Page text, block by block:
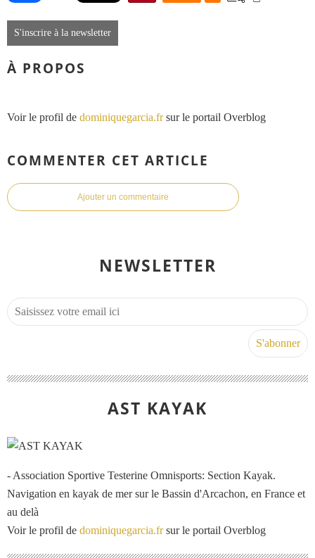
S'inscrire à la newsletter
À PROPOS
Voir le profil de dominiquegarcia.frsur le portail Overblog
COMMENTER CET ARTICLE
Ajouter un commentaire
NEWSLETTER
AST KAYAK
- Association Sportive Testerine Omnisports: Section Kayak.
Navigation en kayak de mer sur le Bassin d'Arcachon, en France et
au delà
Voir le profil de dominiquegarcia.frsur le portail Overblog